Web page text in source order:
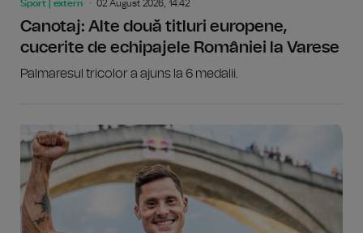
Sport | extern 02 August 2026, 14:42
Canotaj: Alte două titluri europene,
cucerite de echipajele României la Varese
Palmaresul tricolor a ajuns la 6 medalii.